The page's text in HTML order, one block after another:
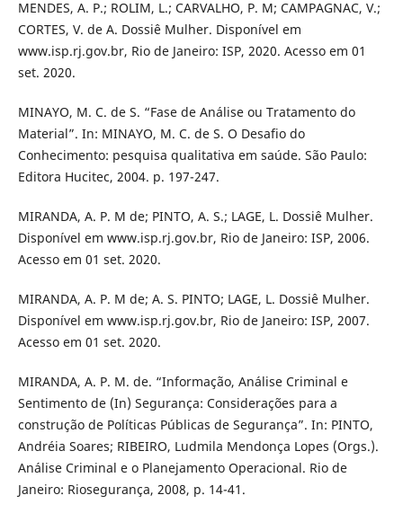
MENDES, A. P.; ROLIM, L.; CARVALHO, P. M; CAMPAGNAC, V.;
CORTES, V. de A. Dossiê Mulher. Disponível em
www.isp.rj.gov.br, Rio de Janeiro: ISP, 2020. Acesso em 01
set. 2020.
MINAYO, M. C. de S. “Fase de Análise ou Tratamento do
Material”. In: MINAYO, M. C. de S. O Desafio do
Conhecimento: pesquisa qualitativa em saúde. São Paulo:
Editora Hucitec, 2004. p. 197-247.
MIRANDA, A. P. M de; PINTO, A. S.; LAGE, L. Dossiê Mulher.
Disponível em www.isp.rj.gov.br, Rio de Janeiro: ISP, 2006.
Acesso em 01 set. 2020.
MIRANDA, A. P. M de; A. S. PINTO; LAGE, L. Dossiê Mulher.
Disponível em www.isp.rj.gov.br, Rio de Janeiro: ISP, 2007.
Acesso em 01 set. 2020.
MIRANDA, A. P. M. de. “Informação, Análise Criminal e
Sentimento de (In) Segurança: Considerações para a
construção de Políticas Públicas de Segurança”. In: PINTO,
Andréia Soares; RIBEIRO, Ludmila Mendonça Lopes (Orgs.).
Análise Criminal e o Planejamento Operacional. Rio de
Janeiro: Riosegurança, 2008, p. 14-41.